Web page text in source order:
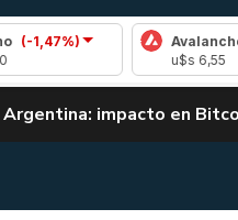
Avalanche
(2,06%)
impacto en